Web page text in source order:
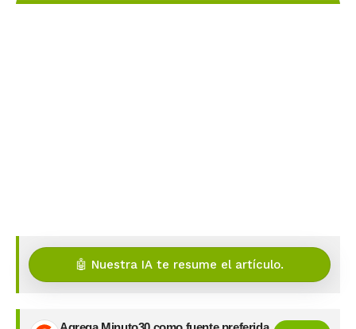
🤖 Nuestra IA te resume el artículo.